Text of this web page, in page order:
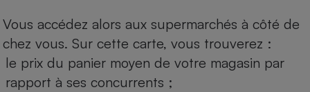
Vous accédez alors aux supermarchés à côté de
chez vous. Sur cette carte, vous trouverez :
le prix du panier moyen de votre magasin par
rapport à ses concurrents ;